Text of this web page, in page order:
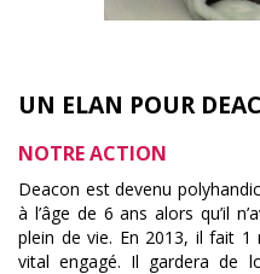
UN ELAN POUR
NOTRE ACTION
Deacon est devenu
à l’âge de 6 ans alors qu’il
plein de vie. En 2013, il fait
vital engagé. Il gardera de